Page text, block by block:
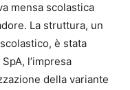
mensa scolastica
La struttura, un
è stata
l’impresa
della variante